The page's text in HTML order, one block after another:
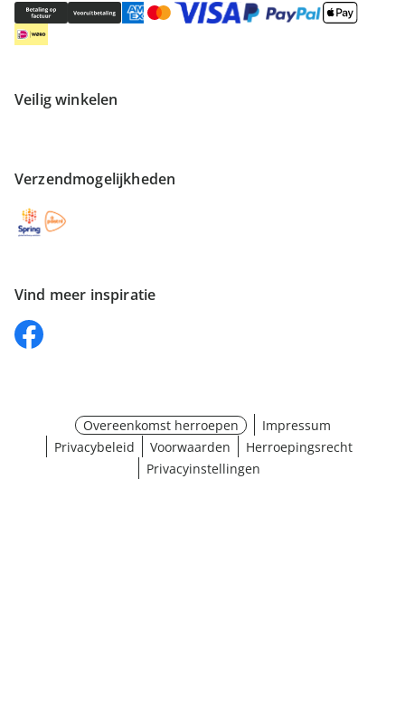
Veilig winkelen
Verzendmogelijkheden
Vind meer inspiratie
Overeenkomst herroepen
Impressum
Privacybeleid
Voorwaarden
Herroepingsrecht
Privacyinstellingen